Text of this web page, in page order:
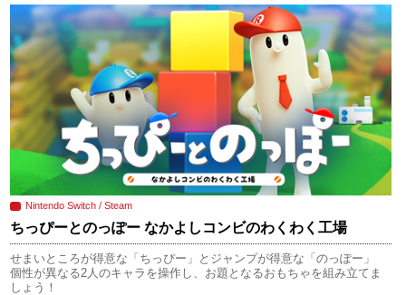
Nintendo Switch / Steam
ちっぴーとのっぽー なかよしコンビのわくわく工場
せまいところが得意な「ちっぴー」とジャンプが得意な「のっぽー」
個性が異なる2人のキャラを操作し、お題となるおもちゃを組み立てま
しょう！